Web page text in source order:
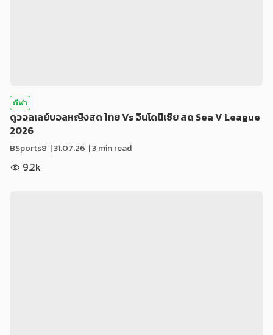
กีฬา
ดูวอลเลย์บอลหญิงสด ไทย Vs อินโดนีเซีย สด Sea V League
2026
BSports8 |31.07.26 | 3 min read
9.2k